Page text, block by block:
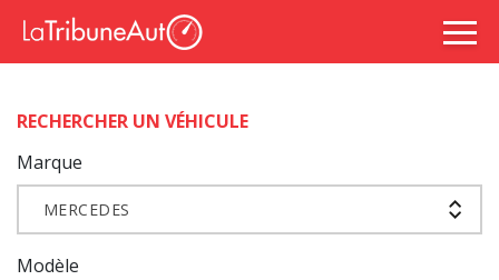
RECHERCHER UN VÉHICULE
Marque
MERCEDES
Modèle